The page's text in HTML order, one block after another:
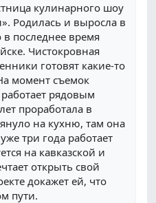
кулинарного шоу
Родилась и выросла в
последнее время
Чистокровная
готовят какие-то
момент съемок
рядовым
проработала в
на кухню, там она
три года работает
на кавказской и
открыть свой
докажет ей, что
пути.